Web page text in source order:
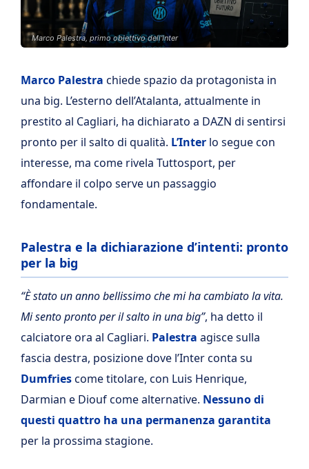
Marco Palestra, primo obiettivo dell'Inter
Marco Palestra chiede spazio da protagonista in
una big. L’esterno dell’Atalanta, attualmente in
prestito al Cagliari, ha dichiarato a DAZN di sentirsi
pronto per il salto di qualità. L’Inter lo segue con
interesse, ma come rivela Tuttosport, per
affondare il colpo serve un passaggio
fondamentale.
Palestra e la dichiarazione d’intenti: pronto
per la big
“È stato un anno bellissimo che mi ha cambiato la vita.
Mi sento pronto per il salto in una big”, ha detto il
calciatore ora al Cagliari. Palestra agisce sulla
fascia destra, posizione dove l’Inter conta su
Dumfriescome titolare, con Luis Henrique,
Darmian e Diouf come alternative. Nessuno di
questi quattro ha una permanenza garantita
per la prossima stagione.